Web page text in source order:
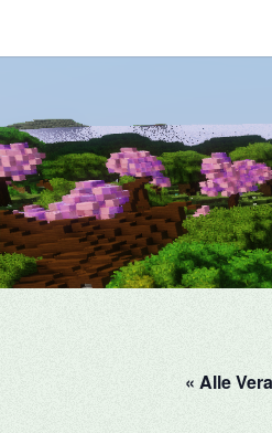
« Alle